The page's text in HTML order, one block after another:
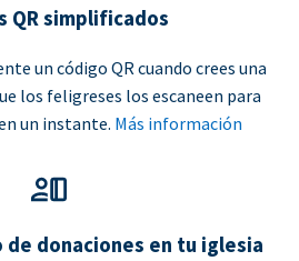
QR simplificados
un código QR cuando crees una
los feligreses los escaneen para
un instante. Más información
de donaciones en tu iglesia